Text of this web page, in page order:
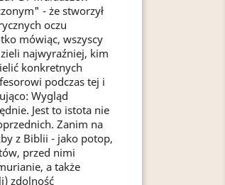
- że stworzył
oczu
mówiąc, wszyscy
najwyraźniej, kim
konkretnych
podczas tej i
Wygląd
Jest to istota nie
Zanim na
z Biblii - jako potop,
przed nimi
a także
zdolność